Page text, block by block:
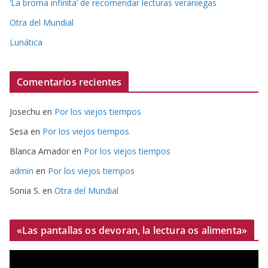
‘La broma infinita’ de recomendar lecturas veraniegas
Otra del Mundial
Lunática
Comentarios recientes
Josechu en Por los viejos tiempos
Sesa en Por los viejos tiempos
Blanca Amador en Por los viejos tiempos
admin en Por los viejos tiempos
Sonia S. en Otra del Mundial
«Las pantallas os devoran, la lectura os alimenta»